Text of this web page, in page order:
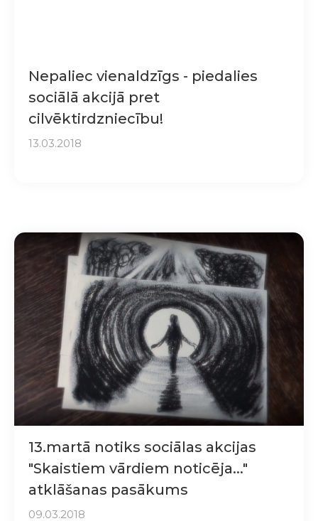
Nepaliec vienaldzīgs - piedalies
sociālā akcijā pret
cilvēktirdzniecību!
13.03.2018
13.martā notiks sociālas akcijas
"Skaistiem vārdiem noticēja..."
atklāšanas pasākums
09.03.2018